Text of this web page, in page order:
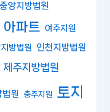
앙지방법원
아파트 여주지원
방법원 인천지방법원
제주지방법원
원 충주지원 토지